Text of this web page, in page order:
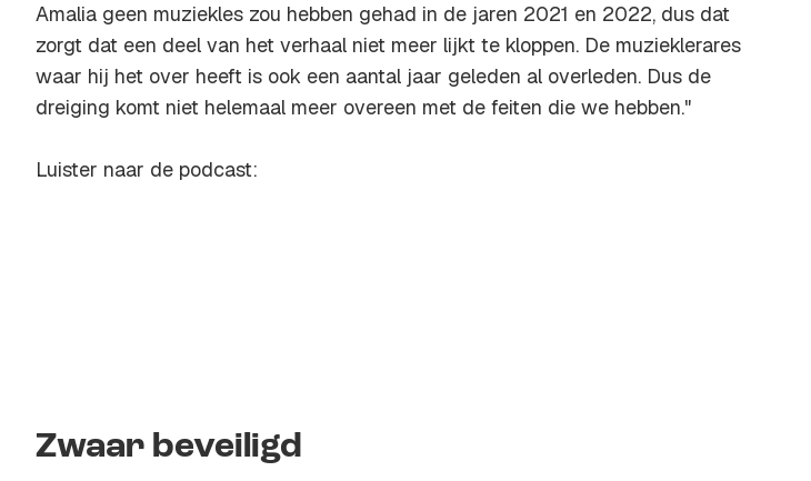
Amalia geen muziekles zou hebben gehad in de jaren 2021 en 2022, dus dat
zorgt dat een deel van het verhaal niet meer lijkt te kloppen. De muzieklerares
waar hij het over heeft is ook een aantal jaar geleden al overleden. Dus de
dreiging komt niet helemaal meer overeen met de feiten die we hebben."
Luister naar de podcast:
Zwaar beveiligd